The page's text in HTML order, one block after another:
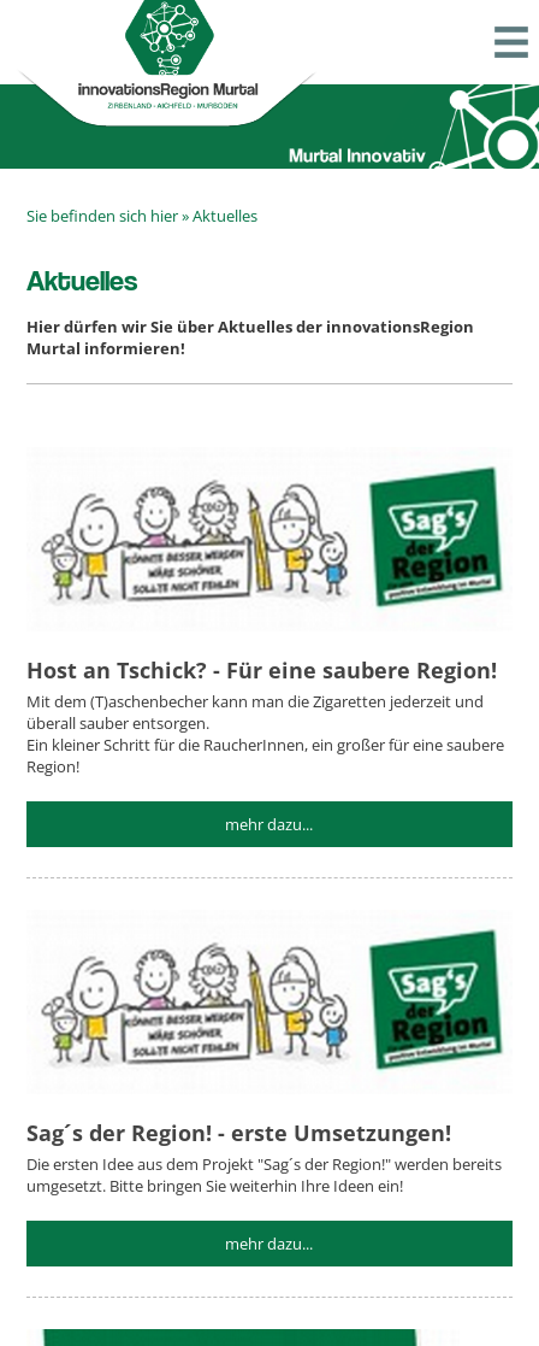
Sie befinden sich hier »Aktuelles
Aktuelles
Hier dürfen wir Sie über Aktuelles der innovationsRegion
Murtal informieren!
Host an Tschick? - Für eine saubere Region!
Mit dem (T)aschenbecher kann man die Zigaretten jederzeit und
überall sauber entsorgen.
Ein kleiner Schritt für die RaucherInnen, ein großer für eine saubere
Region!
mehr dazu...
Sag´s der Region! - erste Umsetzungen!
Die ersten Idee aus dem Projekt "Sag´s der Region!" werden bereits
umgesetzt. Bitte bringen Sie weiterhin Ihre Ideen ein!
mehr dazu...